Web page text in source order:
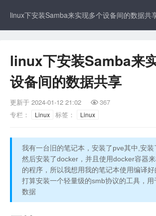
linux下安装Samba来实现多个设备间的数据共
linux下安装Samba来
设备间的数据共享
更新于 2024-01-12 21:02  367
专栏：
Linux 标签： Linux
我有一台旧的笔记本，安装了pve其中,安
然后安装了docker，并且使用docker容器
的程序，所以我想用我的笔记本使用编译
打算安装一个轻量级的smb协议的工具，
数据